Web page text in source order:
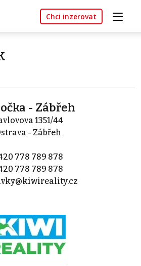
Chci inzerovat
- Zábřeh
1351/44
- Zábřeh
778 789 878
778 789 878